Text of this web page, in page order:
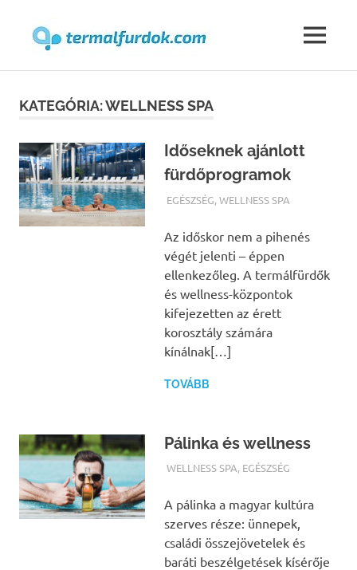
MENU
KATEGÓRIA:WELLNESS SPA
Időseknek ajánlott
fürdőprogramok
TERMALFURDOK.COM
EGÉSZSÉG,WELLNESS SPA
Az időskor nem a pihenés
végét jelenti – éppen
ellenkezőleg. A termálfürdők
és wellness-központok
kifejezetten az érett
korosztály számára
kínálnak[…]
TOVÁBB
Pálinka és wellness
TERMALFURDOK.COM
WELLNESS SPA, EGÉSZSÉG
A pálinka a magyar kultúra
szerves része: ünnepek,
családi összejövetelek és
baráti beszélgetések kísérője